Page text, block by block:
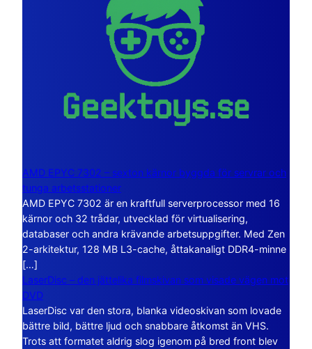
AMD EPYC 7302 – sexton kärnor byggda för servrar och
tunga arbetsstationer
AMD EPYC 7302 är en kraftfull serverprocessor med 16
kärnor och 32 trådar, utvecklad för virtualisering,
databaser och andra krävande arbetsuppgifter. Med Zen
2-arkitektur, 128 MB L3-cache, åttakanaligt DDR4-minne
[…]
LaserDisc – den jättelika filmskivan som visade vägen mot
DVD
LaserDisc var den stora, blanka videoskivan som lovade
bättre bild, bättre ljud och snabbare åtkomst än VHS.
Trots att formatet aldrig slog igenom på bred front blev